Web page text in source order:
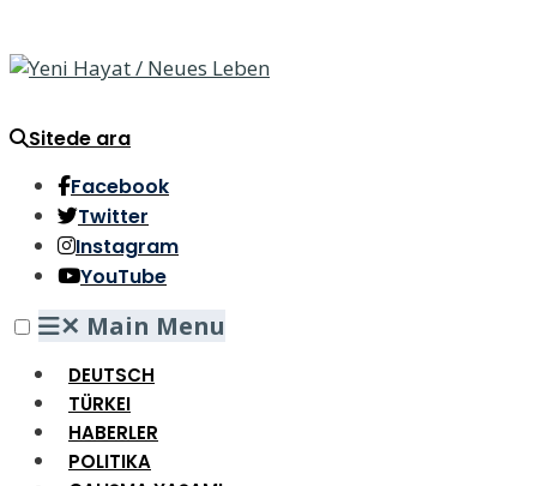
Sitede ara
Facebook
Twitter
Instagram
YouTube
✕ Main Menu
DEUTSCH
TÜRKEI
HABERLER
POLITIKA